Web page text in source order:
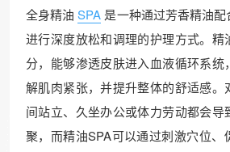
全身精油 SPA 是一种通过芳香精油
进行深度放松和调理的护理方式。精
分，能够渗透皮肤进入血液循环系统
解肌肉紧张，并提升整体的舒适感。
间站立、久坐办公或体力劳动都会导
聚，而精油SPA可以通过刺激穴位、